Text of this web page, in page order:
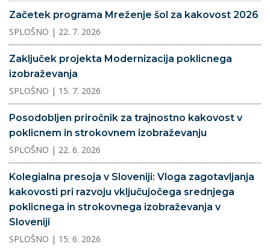
Začetek programa Mreženje šol za kakovost 2026
SPLOŠNO | 22. 7. 2026
Zaključek projekta Modernizacija poklicnega
izobraževanja
SPLOŠNO | 15. 7. 2026
Posodobljen priročnik za trajnostno kakovost v
poklicnem in strokovnem izobraževanju
SPLOŠNO | 22. 6. 2026
Kolegialna presoja v Sloveniji: Vloga zagotavljanja
kakovosti pri razvoju vključujočega srednjega
poklicnega in strokovnega izobraževanja v
Sloveniji
SPLOŠNO | 15. 6. 2026